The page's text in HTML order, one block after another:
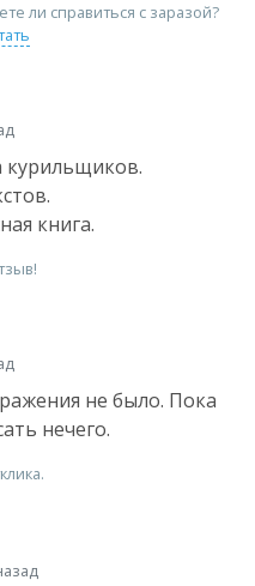
ли справиться с заразой?
курильщиков.
книга.
не было. Пока
нечего.